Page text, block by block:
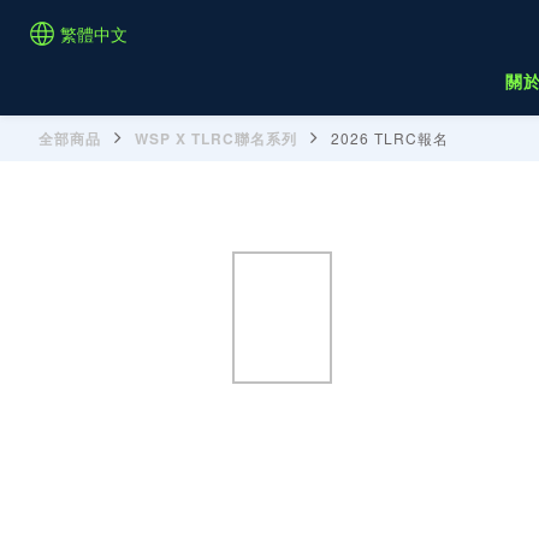
繁體中文
關
全部商品 WSP X TLRC聯名系列 2026 TLRC報名